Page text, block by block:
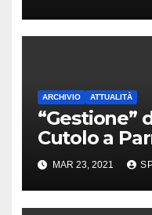
ARCHIVIO ATTUALITÀ
“Gestione”
Cutolo a
Procura
MAR 23, 2021